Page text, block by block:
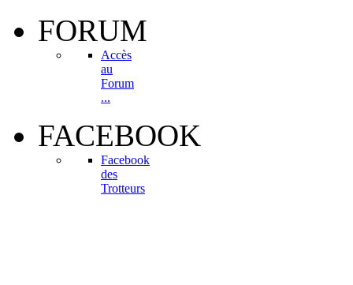
FORUM
Accès
au
Forum
...
FACEBOOK
Facebook
des
Trotteurs